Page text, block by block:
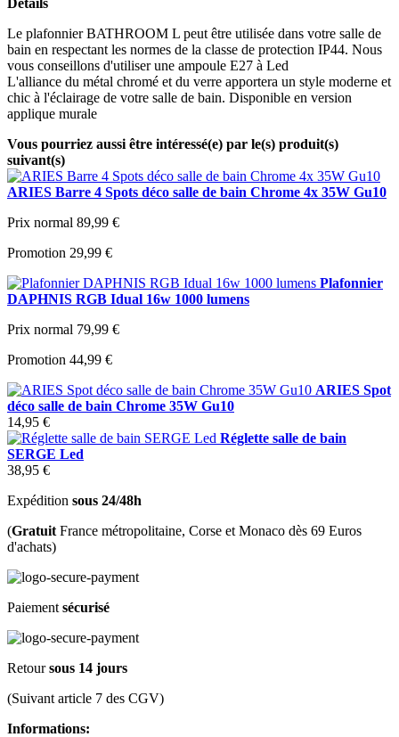
Le plafonnier BATHROOM L peut être utilisée dans votre salle de
bain en respectant les normes de la classe de protection IP44. Nous
vous conseillons d'utiliser une ampoule E27 à Led
L'alliance du métal chromé et du verre apportera un style moderne et
chic à l'éclairage de votre salle de bain. Disponible en version
applique murale
Vous pourriez aussi être intéressé(e) par le(s) produit(s)
suivant(s)
ARIES Barre 4 Spots déco salle de bain Chrome 4x 35W Gu10
Prix normal 89,99 €
Promotion 29,99 €
Plafonnier
DAPHNIS RGB Idual 16w 1000 lumens
Prix normal 79,99 €
Promotion 44,99 €
ARIES Spot
déco salle de bain Chrome 35W Gu10
14,95 €
Réglette salle de bain
SERGE Led
38,95 €
Expédition sous 24/48h
(Gratuit France métropolitaine, Corse et Monaco dès 69 Euros
d'achats)
Paiement sécurisé
Retoursous 14 jours
(Suivant article 7 des CGV)
Informations: